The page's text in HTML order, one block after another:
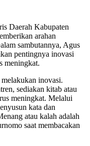
Daerah Kabupaten
arahan
sambutannya, Agus
pentingnya inovasi
meningkat.
melakukan inovasi.
sediakan kitab atau
meningkat. Melalui
kata dan
atau kalah adalah
saat membacakan